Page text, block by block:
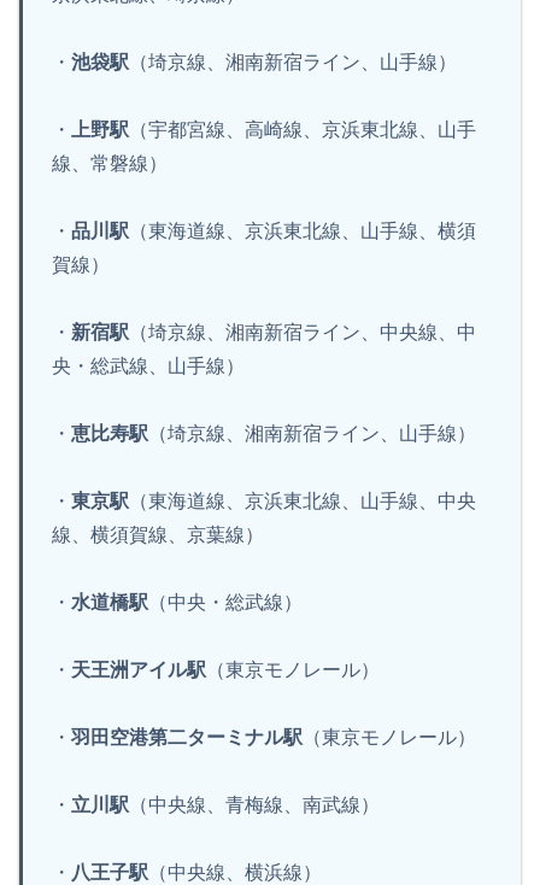
・ 池袋駅 （埼京線、湘南新宿ライン、山手線）
・ 上野駅 （宇都宮線、高崎線、京浜東北線、山手
線、常磐線）
・ 品川駅 （東海道線、京浜東北線、山手線、横須
賀線）
・ 新宿駅 （埼京線、湘南新宿ライン、中央線、中
央・総武線、山手線）
・ 恵比寿駅 （埼京線、湘南新宿ライン、山手線）
・ 東京駅 （東海道線、京浜東北線、山手線、中央
線、横須賀線、京葉線）
・ 水道橋駅 （中央・総武線）
・ 天王洲アイル駅 （東京モノレール）
・ 羽田空港第二ターミナル駅 （東京モノレール）
・ 立川駅 （中央線、青梅線、南武線）
・ 八王子駅 （中央線、横浜線）